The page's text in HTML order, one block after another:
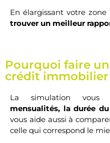
En élargissant votre zone
trouver un meilleur
Pourquoi faire
crédit immobilier
La simulation vous
mensualités, la durée
vous aide aussi à
celle qui correspond le